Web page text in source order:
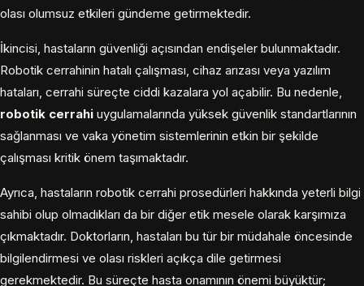
olası olumsuz etkileri gündeme getirmektedir.
İkincisi, hastaların güvenliği açısından endişeler bulunmaktadır.
Robotik cerrahinin hatalı çalışması, cihaz arızası veya yazılım
hataları, cerrahi süreçte ciddi kazalara yol açabilir. Bu nedenle,
robotik cerrahi uygulamalarında yüksek güvenlik standartlarının
sağlanması ve vaka yönetim sistemlerinin etkin bir şekilde
çalışması kritik önem taşımaktadır.
Ayrıca, hastaların robotik cerrahi prosedürleri hakkında yeterli bilgi
sahibi olup olmadıkları da bir diğer etik mesele olarak karşımıza
çıkmaktadır. Doktorların, hastaları bu tür bir müdahale öncesinde
bilgilendirmesi ve olası riskleri açıkça dile getirmesi
gerekmektedir. Bu süreçte hasta onamının önemi büyüktür;